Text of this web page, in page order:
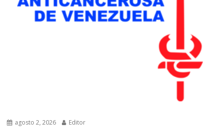
agosto 2, 2026 Editor